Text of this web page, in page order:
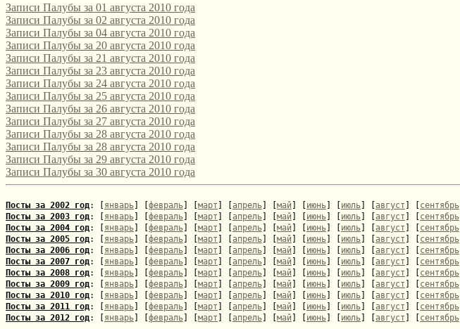
Да, этот конкурс, традиционно привлекающий русскоязычных поэтов самых разных стран мира,
включая поэтов-россиян, проводится уже в десятый раз. Соответствующее положение
опубликовано на его сайте: [url=http://webemlira.ucoz.ru/new...
Записи Палубы за 01 августа 2010 года
Записи Палубы за 02 августа 2010 года
Записи Палубы за 04 августа 2010 года
Записи Палубы за 20 августа 2010 года
Записи Палубы за 21 августа 2010 года
Записи Палубы за 23 августа 2010 года
Записи Палубы за 24 августа 2010 года
Записи Палубы за 25 августа 2010 года
Записи Палубы за 26 августа 2010 года
Записи Палубы за 27 августа 2010 года
Записи Палубы за 28 августа 2010 года
Записи Палубы за 28 августа 2010 года
Записи Палубы за 29 августа 2010 года
Записи Палубы за 30 августа 2010 года
Посты за 2002 год: [январь] [февраль] [март ] [апрель] [май] [июнь] [июль] [август ] [сентябрь
Посты за 2003 год: [январь] [февраль] [март ] [апрель] [май] [июнь] [июль] [август ] [сентябрь
Посты за 2004 год: [январь] [февраль] [март ] [апрель] [май] [июнь] [июль] [август ] [сентябрь
Посты за 2005 год: [январь] [февраль] [март ] [апрель] [май] [июнь] [июль] [август ] [сентябрь
Посты за 2006 год: [январь] [февраль] [март ] [апрель] [май] [июнь] [июль] [август ] [сентябрь
Посты за 2007 год: [январь] [февраль] [март ] [апрель] [май] [июнь] [июль] [август ] [сентябрь
Посты за 2008 год: [январь] [февраль] [март ] [апрель] [май] [июнь] [июль] [август ] [сентябрь
Посты за 2009 год: [январь] [февраль] [март ] [апрель] [май] [июнь] [июль] [август ] [сентябрь
Посты за 2010 год: [январь] [февраль] [март ] [апрель] [май] [июнь] [июль] [август ] [сентябрь
Посты за 2011 год: [январь] [февраль] [март ] [апрель] [май] [июнь] [июль] [август ] [сентябрь
Посты за 2012 год: [январь] [февраль] [март ] [апрель] [май] [июнь] [июль] [август ] [сентябрь